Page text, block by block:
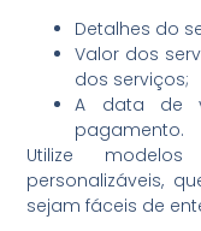
Detalhes do
Valor dos
dos serviços;
A data de
pagamento.
Utilize
personalizáveis,
sejam fáceis de